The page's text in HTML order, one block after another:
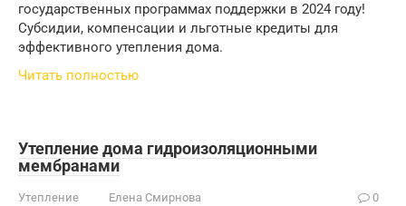
государственных программах поддержки в 2024 году!
Субсидии, компенсации и льготные кредиты для
эффективного утепления дома.
Читать полностью
Утепление дома гидроизоляционными
мембранами
Утепление Елена Смирнова 0